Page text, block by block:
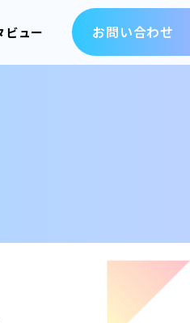
ビュー お問い合わせ